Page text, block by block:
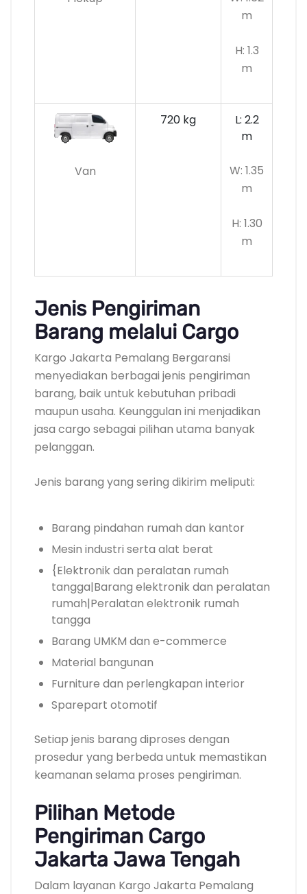
m
H: 1.3
m
Van
720 kg
L: 2.2
m
W: 1.35
m
H: 1.30
m
Jenis Pengiriman
Barang melalui Cargo
Kargo Jakarta Pemalang Bergaransi
menyediakan berbagai jenis pengiriman
barang, baik untuk kebutuhan pribadi
maupun usaha. Keunggulan ini menjadikan
jasa cargo sebagai pilihan utama banyak
pelanggan.
Jenis barang yang sering dikirim meliputi:
Barang pindahan rumah dan kantor
Mesin industri serta alat berat
{Elektronik dan peralatan rumah
tangga|Barang elektronik dan peralatan
rumah|Peralatan elektronik rumah
tangga
Barang UMKM dan e-commerce
Material bangunan
Furniture dan perlengkapan interior
Sparepart otomotif
Setiap jenis barang diproses dengan
prosedur yang berbeda untuk memastikan
keamanan selama proses pengiriman.
Pilihan Metode
Pengiriman Cargo
Jakarta Jawa Tengah
Dalam layanan Kargo Jakarta Pemalang